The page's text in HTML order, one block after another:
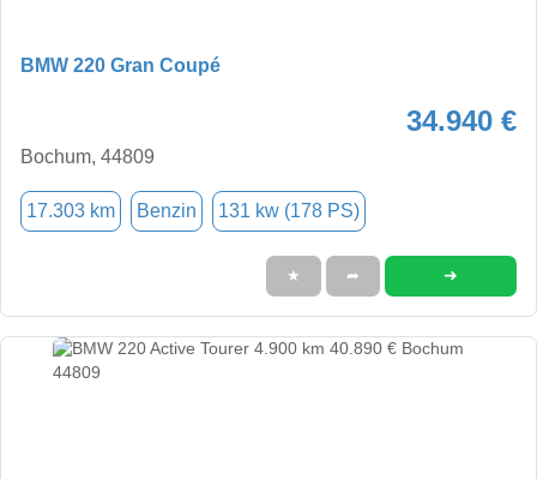
BMW 220 Gran Coupé
34.940 €
Bochum, 44809
17.303 km Benzin 131 kw (178 PS)
★ ➦ ➜